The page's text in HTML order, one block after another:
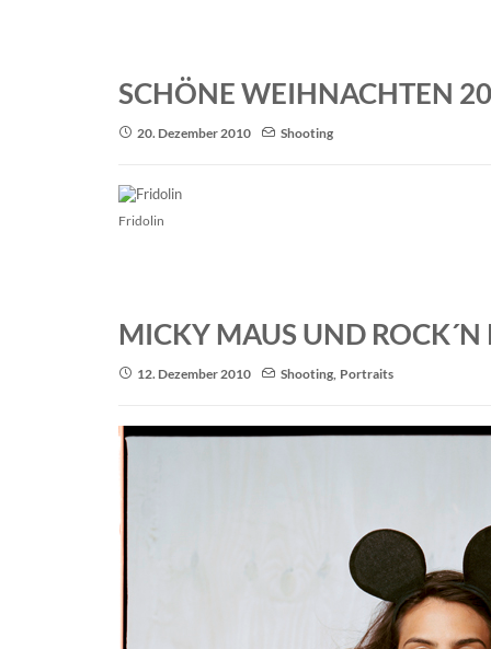
SCHÖNE WEIHNACHTEN
20. Dezember 2010 Shooting
Fridolin
MICKY MAUS UND ROCK´N
12. Dezember 2010 Shooting, Portraits